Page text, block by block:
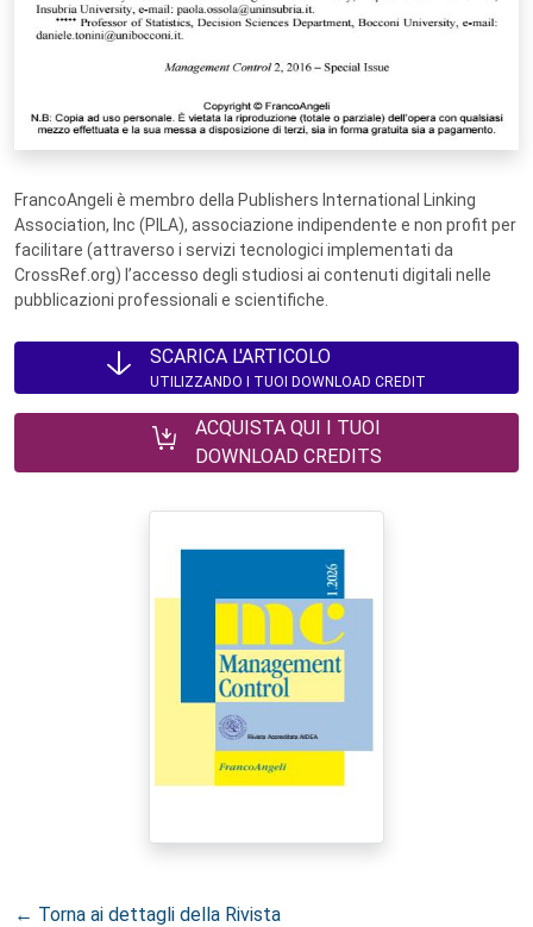
FrancoAngeli è membro della Publishers International Linking
Association, Inc (PILA), associazione indipendente e non profit per
facilitare (attraverso i servizi tecnologici implementati da
CrossRef.org) l’accesso degli studiosi ai contenuti digitali nelle
pubblicazioni professionali e scientifiche.
SCARICA L'ARTICOLO
UTILIZZANDO I TUOI DOWNLOAD CREDIT
ACQUISTA QUI I TUOI
DOWNLOAD CREDITS
← Torna ai dettagli della Rivista